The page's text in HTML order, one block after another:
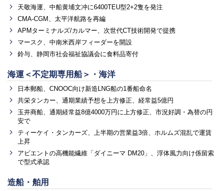
天敬海運、中船黄埔文冲に6400TEU型2+2隻を発注
CMA-CGM、太平洋航路を再編
APMターミナルズ/カルマー、次世代CT技術開発で提携
マースク、中南米西岸フィーダーを開設
鈴与、静岡市社会福祉協議会に食料品寄付
海運＜不定期専用船＞・海洋
日本郵船、CNOOC向け新造LNG船の1番船命名
共栄タンカー、通期業績予想を上方修正、経常益5億円
玉井商船、通期経常益8億4000万円に上方修正、市況好調・為替の円
安で
ティーケイ・タンカーズ、上半期の営業益3倍、ホルムズ混乱で運賃
上昇
アビエントの高機能繊維「ダイニーマ DM20」、浮体風力向け係留索
で型式承認
造船・舶用